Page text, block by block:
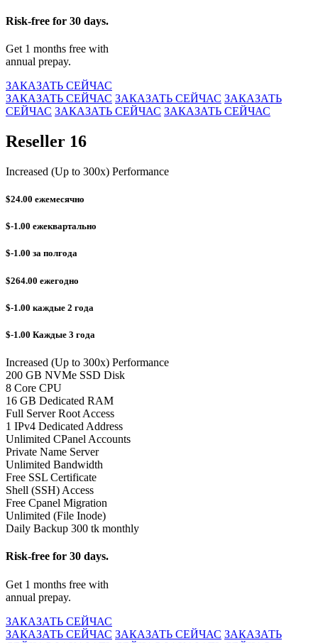
Risk-free for 30 days.
Get 1 months free with
annual prepay.
ЗАКАЗАТЬ СЕЙЧАС
ЗАКАЗАТЬ СЕЙЧАС ЗАКАЗАТЬ СЕЙЧАС ЗАКАЗАТЬ
СЕЙЧАС ЗАКАЗАТЬ СЕЙЧАС ЗАКАЗАТЬ СЕЙЧАС
Reseller 16
Increased (Up to 300x) Performance
$24.00 ежемесячно
$-1.00 ежеквартально
$-1.00 за полгода
$264.00 ежегодно
$-1.00 каждые 2 года
$-1.00 Каждые 3 года
Increased (Up to 300x) Performance
200 GB NVMe SSD Disk
8 Core CPU
16 GB Dedicated RAM
Full Server Root Access
1 IPv4 Dedicated Address
Unlimited CPanel Accounts
Private Name Server
Unlimited Bandwidth
Free SSL Certificate
Shell (SSH) Access
Free Cpanel Migration
Unlimited (File Inode)
Daily Backup 300 tk monthly
Risk-free for 30 days.
Get 1 months free with
annual prepay.
ЗАКАЗАТЬ СЕЙЧАС
ЗАКАЗАТЬ СЕЙЧАС ЗАКАЗАТЬ СЕЙЧАС ЗАКАЗАТЬ